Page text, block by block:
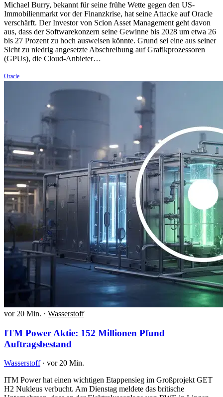
Michael Burry, bekannt für seine frühe Wette gegen den US-
Immobilienmarkt vor der Finanzkrise, hat seine Attacke auf Oracle
verschärft. Der Investor von Scion Asset Management geht davon
aus, dass der Softwarekonzern seine Gewinne bis 2028 um etwa 26
bis 27 Prozent zu hoch ausweisen könnte. Grund sei eine aus seiner
Sicht zu niedrig angesetzte Abschreibung auf Grafikprozessoren
(GPUs), die Cloud-Anbieter…
Oracle
vor 20 Min. · Wasserstoff
ITM Power Aktie: 152 Millionen Pfund
Auftragsbestand
Wasserstoff · vor 20 Min.
ITM Power hat einen wichtigen Etappensieg im Großprojekt GET
H2 Nukleus verbucht. Am Dienstag meldete das britische